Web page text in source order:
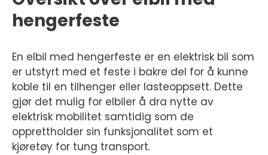
hengerfeste
En elbil med hengerfeste er en elektrisk bil som
er utstyrt med et feste i bakre del for å kunne
koble til en tilhenger eller lasteoppsett. Dette
gjør det mulig for elbiler å dra nytte av
elektrisk mobilitet samtidig som de
opprettholder sin funksjonalitet som et
kjøretøy for tung transport.